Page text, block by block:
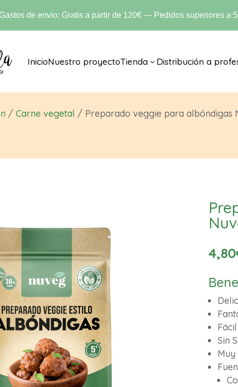
de envío: Gratis a partir de 120€ — Pedidos superiores a
InicioNuestro proyectoTienda 3 Distribución a
/Carne vegetal / Preparado veggie para albóndigas
4,80
Sin